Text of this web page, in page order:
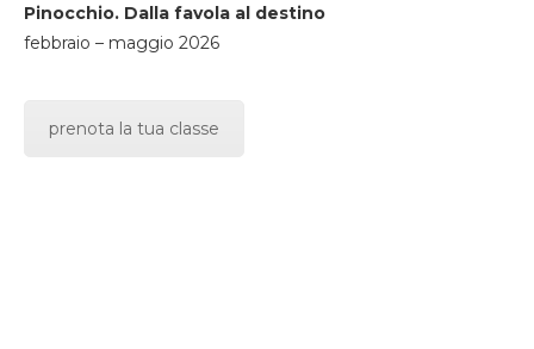
Pinocchio. Dalla favola al destino
febbraio – maggio 2026
prenota la tua classe